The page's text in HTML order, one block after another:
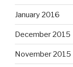
January 2016
December 2015
November 2015